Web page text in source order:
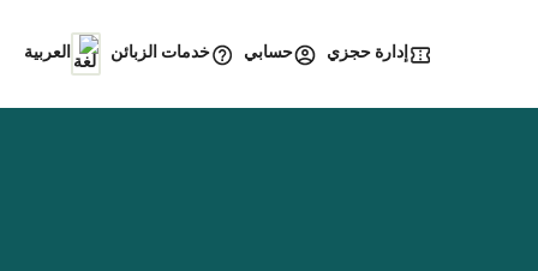
إدارة حجزي حسابي خدمات الزبائن العربية